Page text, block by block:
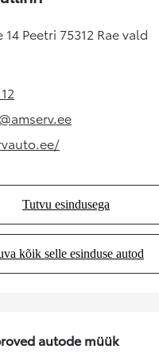
Peetri 75312 Rae vald
in new tab)
(Opens in new tab)
in new tab)
Tutvu esindusega
(Opens in new tab)
kõik selle esinduse autod
(Opens in new tab)
autode müük